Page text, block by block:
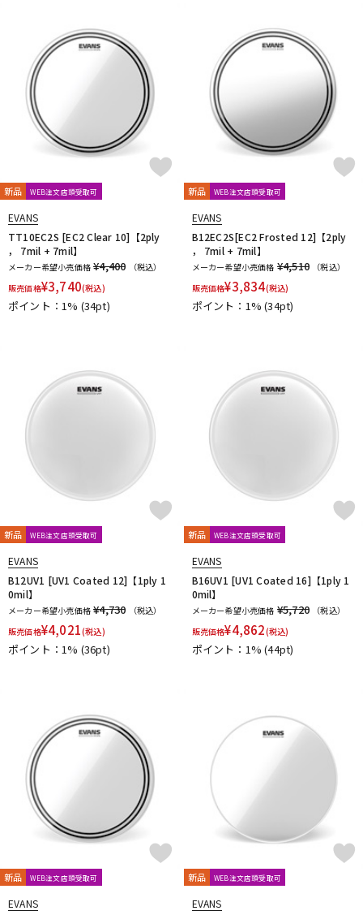
配信/ライブ機器 楽器アクセサリ
新品 WEB注文店頭受取可
EVANS
TT10EC2S [EC2 Clear 10]【2ply
， 7mil + 7mil】
メーカー希望小売価格 ¥4,400
（税込）
販売価格¥3,740(税込)
ポイント：1% (34pt)
新品 WEB注文店頭受取可
EVANS
B12EC2S[EC2 Frosted 12]【2ply
， 7mil + 7mil】
メーカー希望小売価格 ¥4,510
（税込）
販売価格¥3,834(税込)
ポイント：1%(34pt)
新品 WEB注文店頭受取可
EVANS
B12UV1 [UV1 Coated 12]【1ply 1
0mil】
メーカー希望小売価格 ¥4,730
（税込）
販売価格¥4,021(税込)
ポイント：1% (36pt)
新品 WEB注文店頭受取可
EVANS
B16UV1 [UV1 Coated 16]【1ply 1
0mil】
メーカー希望小売価格 ¥5,720
（税込）
販売価格¥4,862(税込)
ポイント：1%(44pt)
新品 WEB注文店頭受取可
EVANS
新品 WEB注文店頭受取可
EVANS